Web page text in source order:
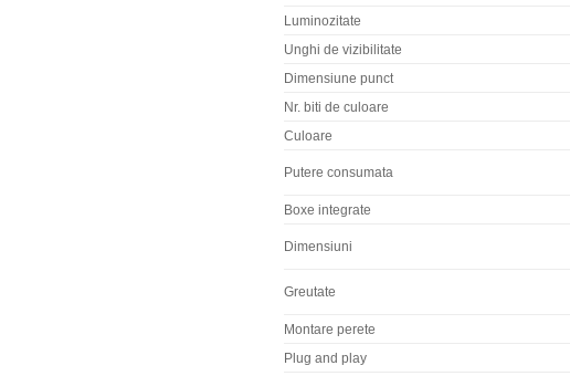
Luminozitate
Unghi de vizibilitate
Dimensiune punct
Nr. biti de culoare
Culoare
Putere consumata
Boxe integrate
Dimensiuni
Greutate
Montare perete
Plug and play